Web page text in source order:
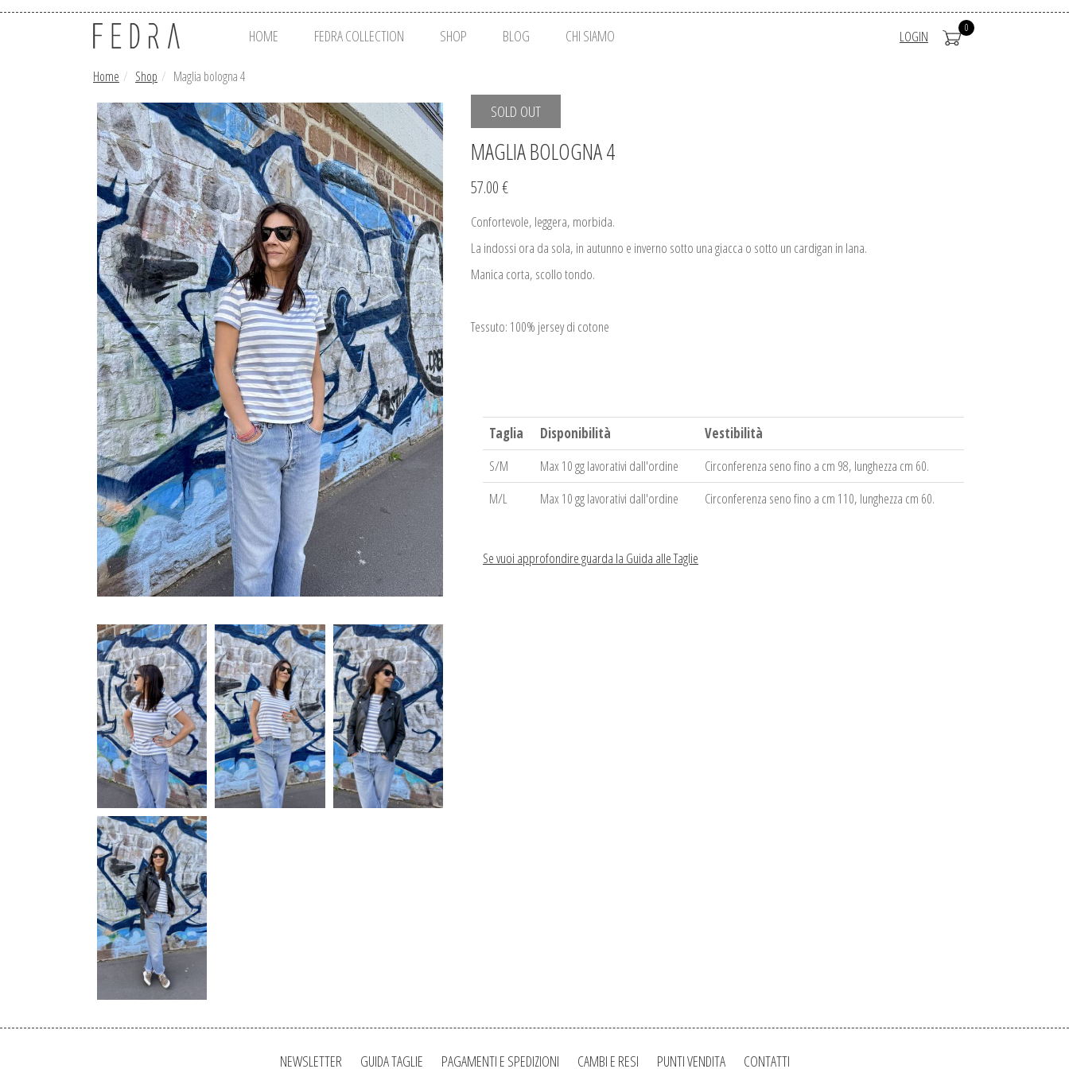
HOME FEDRA COLLECTION SHOP BLOG CHI SIAMO 0
LOGIN
Home Shop Maglia bologna 4
SOLD OUT
MAGLIA BOLOGNA 4
57.00 €
Confortevole, leggera, morbida.
La indossi ora da sola, in autunno e inverno sotto una giacca o sotto un cardigan in lana.
Manica corta, scollo tondo.
Tessuto: 100% jersey di cotone
Taglia Disponibilità
Vestibilità
S/M
Max 10 gg lavorativi dall'ordine
Circonferenza seno fino a cm 98, lunghezza cm 60.
M/L
Max 10 gg lavorativi dall'ordine Circonferenza seno fino a cm 110, lunghezza cm 60.
Se vuoi approfondire guarda la Guida alle Taglie
NEWSLETTER GUIDA TAGLIE PAGAMENTI E SPEDIZIONI CAMBI E RESI PUNTI VENDITA CONTATTI